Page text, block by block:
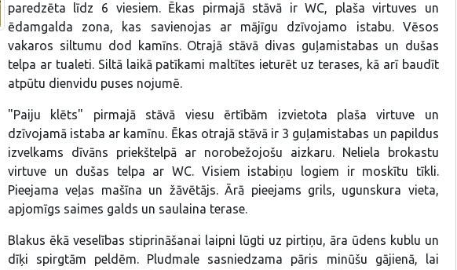
paredzēta līdz 6 viesiem. Ēkas pirmajā stāvā ir WC, plaša virtuves un
ēdamgalda zona, kas savienojas ar mājīgu dzīvojamo istabu. Vēsos
vakaros siltumu dod kamīns. Otrajā stāvā divas guļamistabas un dušas
telpa ar tualeti. Siltā laikā patīkami maltītes ieturēt uz terases, kā arī baudīt
atpūtu dienvidu puses nojumē.
"Paiju klēts" pirmajā stāvā viesu ērtībām izvietota plaša virtuve un
dzīvojamā istaba ar kamīnu. Ēkas otrajā stāvā ir 3 guļamistabas un papildus
izvelkams dīvāns priekštelpā ar norobežojošu aizkaru. Neliela brokastu
virtuve un dušas telpa ar WC. Visiem istabiņu logiem ir moskītu tīkli.
Pieejama veļas mašīna un žāvētājs. Ārā pieejams grils, ugunskura vieta,
apjomīgs saimes galds un saulaina terase.
Blakus ēkā veselības stiprināšanai laipni lūgti uz pirtiņu, āra ūdens kublu un
dīķi spirgtām peldēm. Pludmale sasniedzama pāris minūšu gājienā, lai